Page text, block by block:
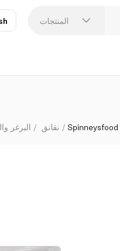
المنتجات
البرغر نقانق